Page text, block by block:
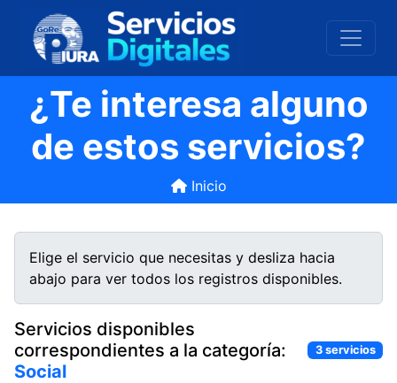
¿Te interesa alguno
de estos servicios?
Inicio
Elige el servicio que necesitas y desliza hacia
abajo para ver todos los registros disponibles.
Servicios disponibles
correspondientes a la categoría:
Social
3 servicios